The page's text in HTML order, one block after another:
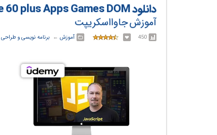
دانلود Modern JavaScript Projects Course 60 plus Apps Games DOM
آموزش جاوااسکریپت
450 آموزش ← ‏ برنامه نویسی و